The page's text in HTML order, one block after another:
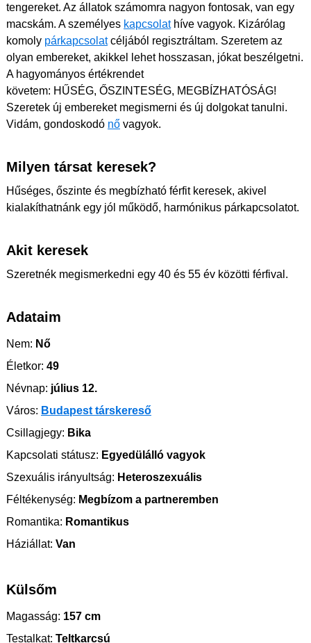
tengereket. Az állatok számomra nagyon fontosak, van egy
macskám. A személyes kapcsolathíve vagyok. Kizárólag
komoly párkapcsolatcéljából regisztráltam. Szeretem az
olyan embereket, akikkel lehet hosszasan, jókat beszélgetni.
A hagyományos értékrendet
követem: HŰSÉG, ŐSZINTESÉG, MEGBÍZHATÓSÁG!
Szeretek új embereket megismerni és új dolgokat tanulni.
Vidám, gondoskodó nő vagyok.
Milyen társat keresek?
Hűséges, őszinte és megbízható férfit keresek, akivel
kialakíthatnánk egy jól működő, harmónikus párkapcsolatot.
Akit keresek
Szeretnék megismerkedni egy 40 és 55 év közötti férfival.
Adataim
Nem: Nő
Életkor: 49
Névnap: július 12.
Város: Budapest társkereső
Csillagjegy: Bika
Kapcsolati státusz: Egyedülálló vagyok
Szexuális irányultság: Heteroszexuális
Féltékenység: Megbízom a partneremben
Romantika: Romantikus
Háziállat: Van
Külsőm
Magasság: 157 cm
Testalkat: Teltkarcsú